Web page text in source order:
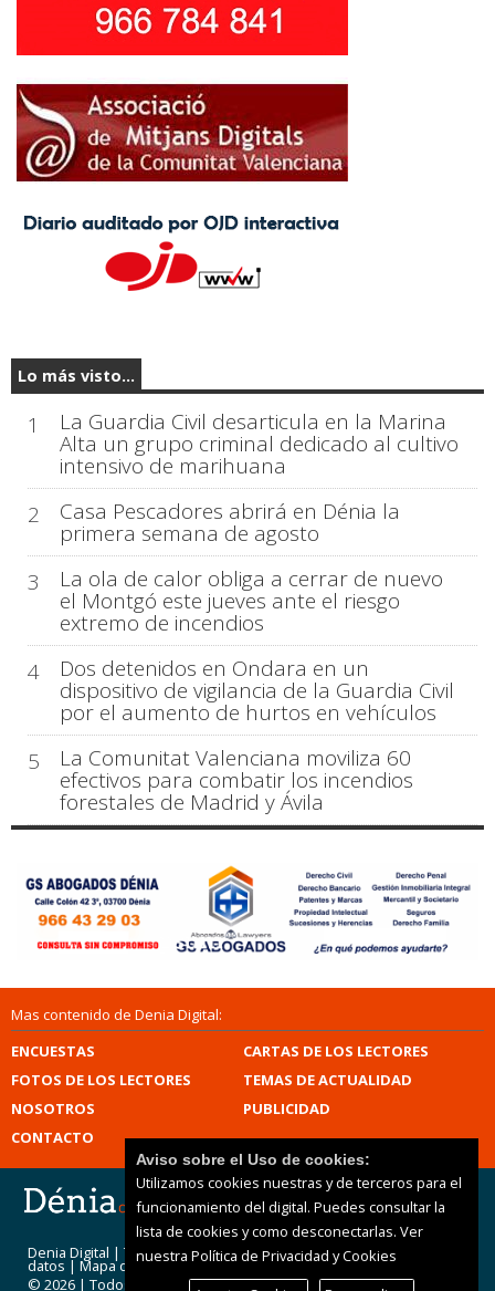
Lo más visto...
1 La Guardia Civil desarticula en la Marina
Alta un grupo criminal dedicado al cultivo
intensivo de marihuana
2
Casa Pescadores abrirá en Dénia la
primera semana de agosto
3
La ola de calor obliga a cerrar de nuevo
el Montgó este jueves ante el riesgo
extremo de incendios
4
Dos detenidos en Ondara en un
dispositivo de vigilancia de la Guardia Civil
por el aumento de hurtos en vehículos
5
La Comunitat Valenciana moviliza 60
efectivos para combatir los incendios
forestales de Madrid y Ávila
Mas contenido de Denia Digital:
ENCUESTAS
CARTAS DE LOS LECTORES
FOTOS DE LOS LECTORES
TEMAS DE ACTUALIDAD
NOSOTROS
PUBLICIDAD
CONTACTO
Denia Digital | Términos de uso |Protección de
datos | Mapa del sitio
© 2026 | Todos los derechos reservados
Aviso sobre el Uso de cookies:
Utilizamos cookies nuestras y de terceros para el
funcionamiento del digital. Puedes consultar la
lista de cookies y como desconectarlas. Ver
nuestra Política de Privacidad y Cookies